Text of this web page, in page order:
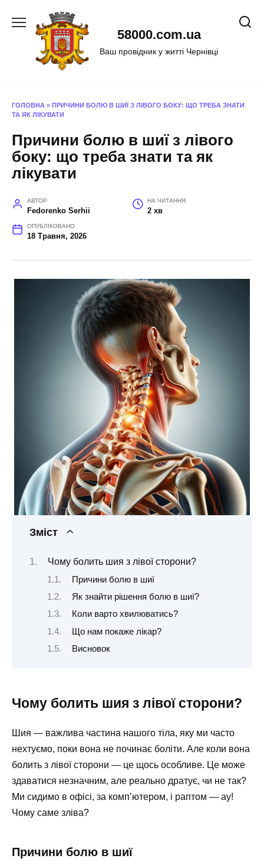
58000.com.ua
Ваш провідник у житті Чернівці
ГОЛОВНА » ПРИЧИНИ БОЛЮ В ШИЇ З ЛІВОГО БОКУ: ЩО ТРЕБА ЗНАТИ
ТА ЯК ЛІКУВАТИ
Причини болю в шиї з лівого
боку: що треба знати та як
лікувати
АВТОР
Fedorenko Serhii
НА ЧИТАННЯ
2 хв
ОПУБЛІКОВАНО
18 Травня, 2026
Зміст
Чому болить шия з лівої сторони?
Причини болю в шиї
Як знайти рішення болю в шиї?
Коли варто хвилюватись?
Що нам покаже лікар?
Висновок
Чому болить шия з лівої сторони?
Шия — важлива частина нашого тіла, яку ми часто
нехтуємо, поки вона не починає боліти. Але коли вона
болить з лівої сторони — це щось особливе. Це може
здаватися незначним, але реально дратує, чи не так?
Ми сидимо в офісі, за комп’ютером, і раптом — ау!
Чому саме зліва?
Причини болю в шиї